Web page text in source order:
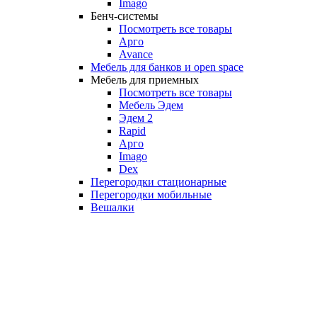
Imago
Бенч-системы
Посмотреть все товары
Арго
Avance
Мебель для банков и open space
Мебель для приемных
Посмотреть все товары
Мебель Эдем
Эдем 2
Rapid
Арго
Imago
Dex
Перегородки стационарные
Перегородки мобильные
Вешалки